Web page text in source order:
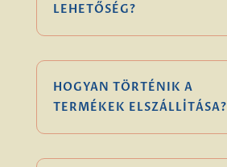
LEHETŐSÉG?
HOGYAN TÖRTÉNIK A
TERMÉKEK ELSZÁLLÍTÁSA?